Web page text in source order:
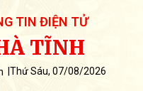
TIN ĐIỆN TỬ
TĨNH
Thứ Sáu, 07/08/2026